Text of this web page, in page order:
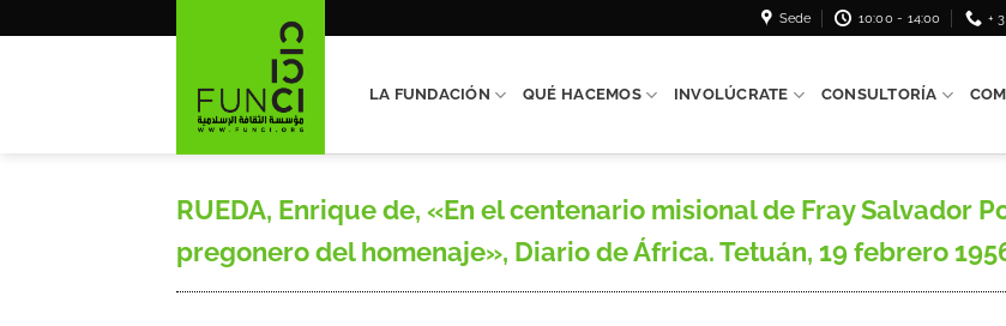
Sede 10:00 - 14:00 +
LA FUNDACIÓN QUÉ HACEMOS INVOLÚCRATE CONSULTORÍA
RUEDA, Enrique de, «En el centenario misional de Fray Salvador
pregonero del homenaje», Diario de África. Tetuán, 19 febrero